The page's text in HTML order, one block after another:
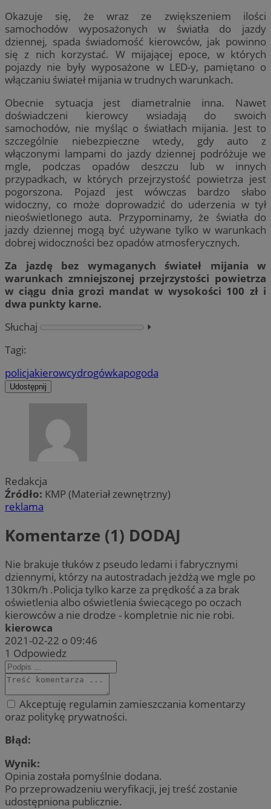
Okazuje się, że wraz ze zwiększeniem ilości
samochodów wyposażonych w światła do jazdy
dziennej, spada świadomość kierowców, jak powinno
się z nich korzystać. W mijającej epoce, w których
pojazdy nie były wyposażone w LED-y, pamiętano o
włączaniu świateł mijania w trudnych warunkach.
Obecnie sytuacja jest diametralnie inna. Nawet
doświadczeni kierowcy wsiadają do swoich
samochodów, nie myśląc o światłach mijania. Jest to
szczególnie niebezpieczne wtedy, gdy auto z
włączonymi lampami do jazdy dziennej podróżuje we
mgle, podczas opadów deszczu lub w innych
przypadkach, w których przejrzystość powietrza jest
pogorszona. Pojazd jest wówczas bardzo słabo
widoczny, co może doprowadzić do uderzenia w tył
nieoświetlonego auta. Przypominamy, że światła do
jazdy dziennej mogą być używane tylko w warunkach
dobrej widoczności bez opadów atmosferycznych.
Za jazdę bez wymaganych świateł mijania w
warunkach zmniejszonej przejrzystości powietrza
w ciągu dnia grozi mandat w wysokości 100 zł i
dwa punkty karne.
Słuchaj
⏵︎
Tagi:
policjakierowcydrogówkapogoda
Udostępnij
Redakcja
Źródło: KMP (Materiał zewnętrzny)
reklama
Komentarze (1) DODAJ
Nie brakuje tłuków z pseudo ledami i fabrycznymi
dziennymi, którzy na autostradach jeżdżą we mgle po
130km/h .Policja tylko karze za prędkość a za brak
oświetlenia albo oświetlenia świecącego po oczach
kierowców a nie drodze - kompletnie nic nie robi.
kierowca
2021-02-22 o 09:46
1 Odpowiedz
Akceptuję regulamin zamieszczania komentarzy
oraz politykę prywatności.
Błąd:
Wynik:
Opinia została pomyślnie dodana.
Po przeprowadzeniu weryfikacji, jej treść zostanie
udostępniona publicznie.